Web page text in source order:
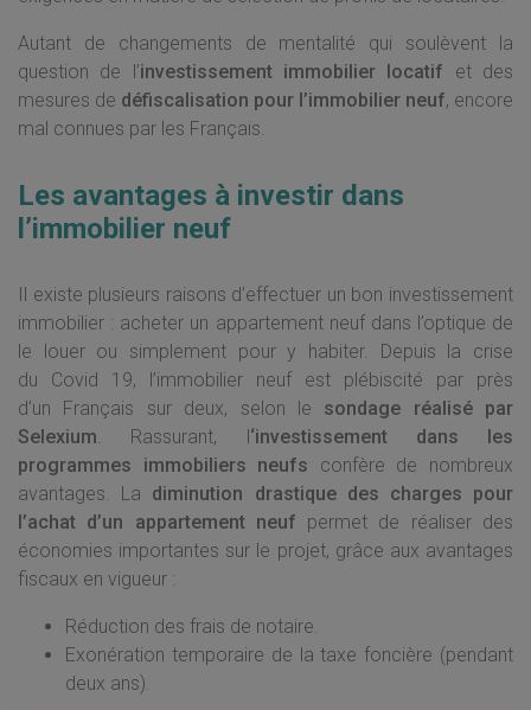
Autant de changements de mentalité qui soulèvent la
question de l’investissement immobilier locatif et des
mesures de défiscalisation pour l’immobilier neuf, encore
mal connues par les Français.
Les avantages à investir dans
l’immobilier neuf
Il existe plusieurs raisons d’effectuer un bon investissement
immobilier : acheter un appartement neuf dans l’optique de
le louer ou simplement pour y habiter. Depuis la crise
du Covid 19, l’immobilier neuf est plébiscité par près
d’un Français sur deux, selon le sondage réalisé par
Selexium . Rassurant, l‘investissement dans les
programmes immobiliers neufs confère de nombreux
avantages. La diminution drastique des charges pour
l’achat d’un appartement neuf permet de réaliser des
économies importantes sur le projet, grâce aux avantages
fiscaux en vigueur :
Réduction des frais de notaire.
Exonération temporaire de la taxe foncière (pendant
deux ans).